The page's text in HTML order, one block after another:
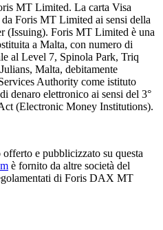
MT Limited. La carta Visa
da Foris MT Limited ai sensi della
(Issuing). Foris MT Limited è una
a Malta, con numero di
al Level 7, Spinola Park, Triq
Malta, debitamente
Authority come istituto
denaro elettronico ai sensi del 3°
(Electronic Money Institutions).
e pubblicizzato su questa
è fornito da altre società del
di Foris DAX MT